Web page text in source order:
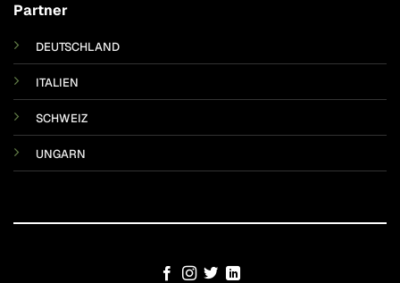
Partner
DEUTSCHLAND
ITALIEN
SCHWEIZ
UNGARN